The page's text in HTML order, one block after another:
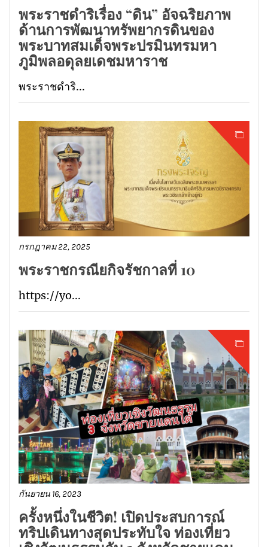
พระราชดำริเรื่อง “ดิน” อัจฉริยภาพ
ด้านการพัฒนาทรัพยากรดินของ
พระบาทสมเด็จพระปรมินทรมหา
ภูมิพลอดุลยเดชมหาราช
พระราชดำริ...
กรกฎาคม 22, 2025
พระราชกรณียกิจรัชกาลที่ 10
https://yo...
กันยายน 16, 2023
ครั้งหนึ่งในชีวิต! เปิดประสบการณ์
ทริปเดินทางสุดประทับใจ ท่องเที่ยว